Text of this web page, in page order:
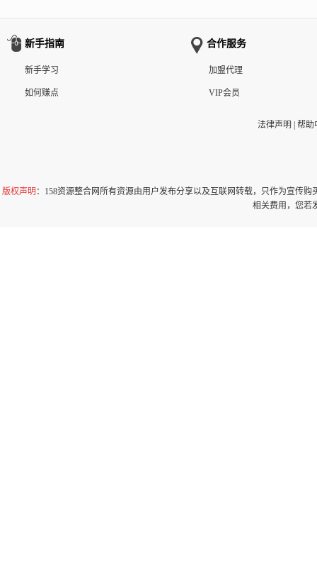
新手指南
新手学习
如何赚点
合作服务
加盟代理
VIP会员
法律声明 帮助
版权声明 ：158资源整合网所有资源由用户发布分享以及互联网转载，只作为宣传
相关费用，您若